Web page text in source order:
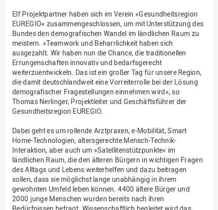
Elf Projektpartner haben sich im Verein »Gesundheitsregion
EUREGIO« zusammengeschlossen, um mit Unterstützung des
Bundes den demografischen Wandel im ländlichen Raum zu
meistern. »Teamwork und Beharrlichkeit haben sich
ausgezahlt. Wir haben nun die Chance, die traditionellen
Errungenschaften innovativ und bedarfsgerecht
weiterzuentwickeln. Das ist ein großer Tag für unsere Region,
die damit deutschlandweit eine Vorreiterrolle bei der Lösung
demografischer Fragestellungen einnehmen wird«, so
Thomas Nerlinger, Projektleiter und Geschäftsführer der
Gesundheitsregion EUREGIO.
Dabei geht es um rollende Arztpraxen, e-Mobilität, Smart
Home-Technologien, altersgerechte Mensch-Technik-
Interaktion, aber auch um »Satellitenstützpunkte« im
ländlichen Raum, die den älteren Bürgern in wichtigen Fragen
des Alltags und Lebens weiterhelfen und dazu beitragen
sollen, dass sie möglichst lange unabhängig in ihrem
gewohnten Umfeld leben können. 4400 ältere Bürger und
2000 junge Menschen wurden bereits nach ihren